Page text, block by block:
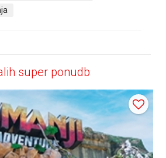
super ponudb